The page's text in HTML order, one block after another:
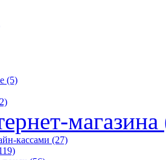
(5)
магазина
кассами (27)